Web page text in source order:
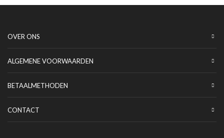
OVER ONS
ALGEMENE VOORWAARDEN
BETAALMETHODEN
CONTACT